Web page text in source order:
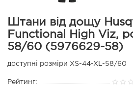
Штани від дощу
Functional High Viz,
58/60 (5976629-58)
доступні розміри XS-44-XL-58/60
Рейтинг: